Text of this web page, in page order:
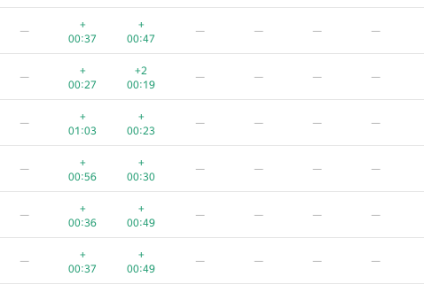
—
+
00:37
+
00:47
— — — —
—
+
00:27
+2
00:19
— — — —
—
+
01:03
+
00:23
— — — —
—
+
00:56
+
00:30
— — — —
—
+
00:36
+
00:49
— — — —
—
+
00:37
+
00:49
— — — —